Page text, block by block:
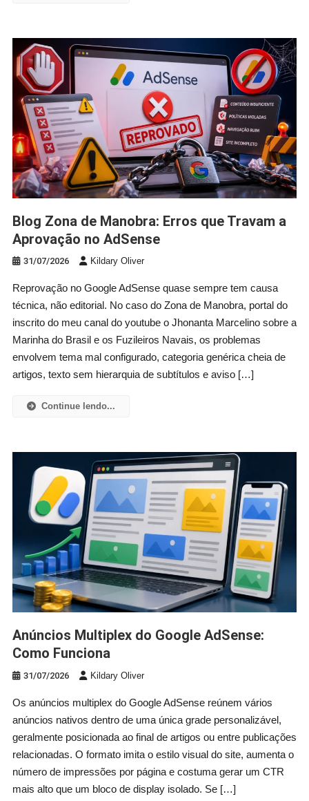
Blog Zona de Manobra: Erros que Travam a
Aprovação no AdSense
31/07/2026 Kildary Oliver
Reprovação no Google AdSense quase sempre tem causa
técnica, não editorial. No caso do Zona de Manobra, portal do
inscrito do meu canal do youtube o Jhonanta Marcelino sobre a
Marinha do Brasil e os Fuzileiros Navais, os problemas
envolvem tema mal configurado, categoria genérica cheia de
artigos, texto sem hierarquia de subtítulos e aviso […]
Continue lendo...
Anúncios Multiplex do Google AdSense:
Como Funciona
31/07/2026 Kildary Oliver
Os anúncios multiplex do Google AdSense reúnem vários
anúncios nativos dentro de uma única grade personalizável,
geralmente posicionada ao final de artigos ou entre publicações
relacionadas. O formato imita o estilo visual do site, aumenta o
número de impressões por página e costuma gerar um CTR
mais alto que um bloco de display isolado. Se […]